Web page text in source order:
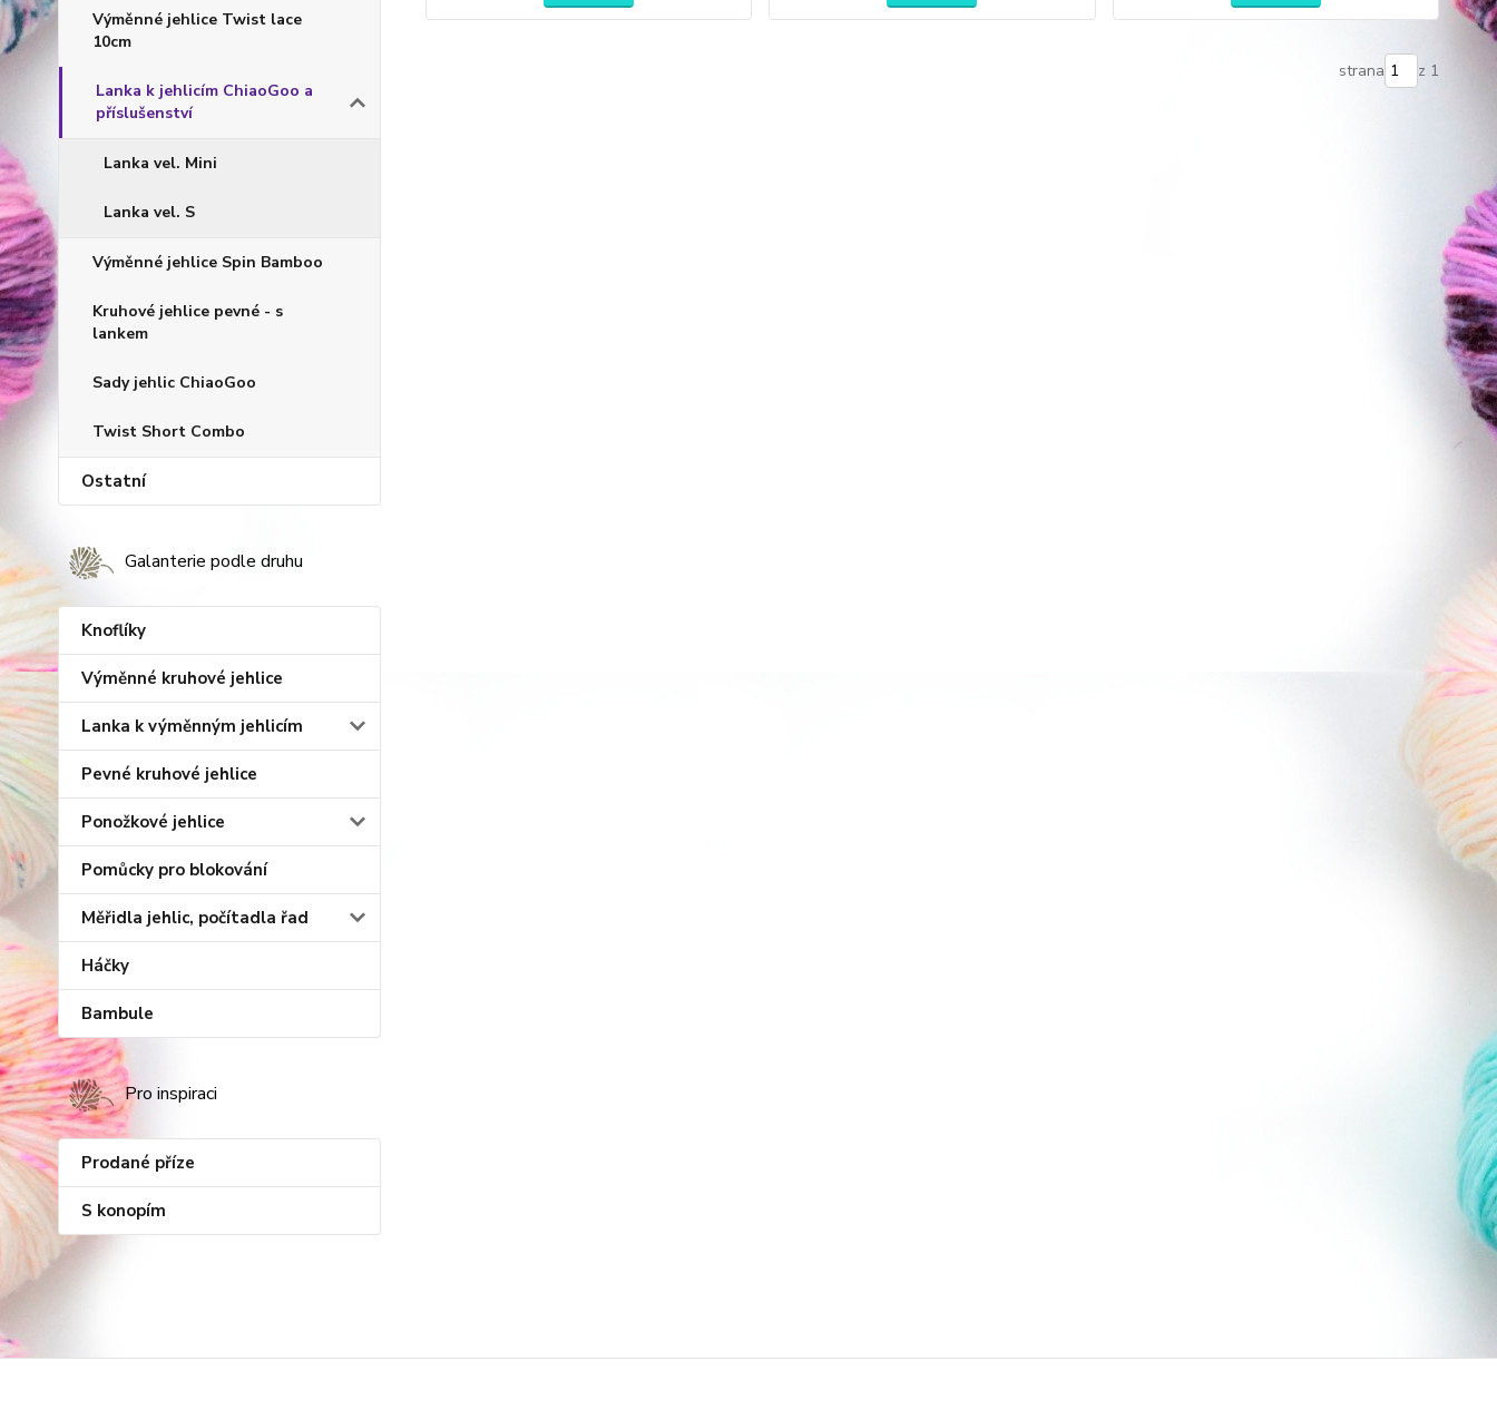
Výměnné jehlice Twist lace
10cm
Lanka k jehlicím ChiaoGoo a
příslušenství
Lanka vel. Mini
Lanka vel. S
Výměnné jehlice Spin Bamboo
Kruhové jehlice pevné - s
lankem
Sady jehlic ChiaoGoo
Twist Short Combo
Ostatní
Galanterie podle druhu
Knoflíky
Výměnné kruhové jehlice
Lanka k výměnným jehlicím
Pevné kruhové jehlice
Ponožkové jehlice
Pomůcky pro blokování
Měřidla jehlic, počítadla řad
Háčky
Bambule
Pro inspiraci
Prodané příze
S konopím
strana z 1